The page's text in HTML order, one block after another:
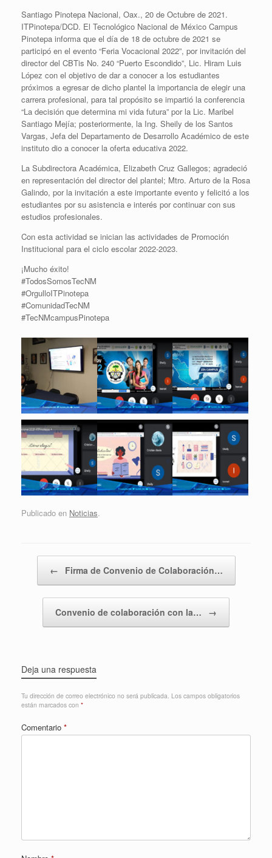
Santiago Pinotepa Nacional, Oax., 20 de Octubre de 2021.
ITPinotepa/DCD. El Tecnológico Nacional de México Campus
Pinotepa informa que el día de 18 de octubre de 2021 se
participó en el evento “Feria Vocacional 2022”, por invitación del
director del CBTis No. 240 “Puerto Escondido”, Lic. Hiram Luis
López con el objetivo de dar a conocer a los estudiantes
próximos a egresar de dicho plantel la importancia de elegir una
carrera profesional, para tal propósito se impartió la conferencia
“La decisión que determina mi vida futura” por la Lic. Maribel
Santiago Mejía; posteriormente, la Ing. Sheily de los Santos
Vargas, Jefa del Departamento de Desarrollo Académico de este
instituto dio a conocer la oferta educativa 2022.
La Subdirectora Académica, Elizabeth Cruz Gallegos; agradeció
en representación del director del plantel; Mtro. Arturo de la Rosa
Galindo, por la invitación a este importante evento y felicitó a los
estudiantes por su asistencia e interés por continuar con sus
estudios profesionales.
Con esta actividad se inician las actividades de Promoción
Institucional para el ciclo escolar 2022-2023.
¡Mucho éxito!
#TodosSomosTecNM
#OrgulloITPinotepa
#ComunidadTecNM
#TecNMcampusPinotepa
Publicado en Noticias.
Navegador de artículos
← Firma de Convenio de Colaboración…
Convenio de colaboración con la… →
Deja una respuesta
Tu dirección de correo electrónico no será publicada. Los campos obligatorios
están marcados con *
Comentario *